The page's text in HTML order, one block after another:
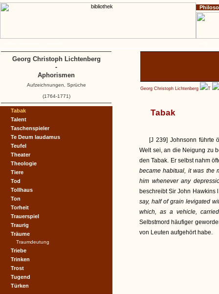
Georg Christoph Lichtenberg T
Tabak
[J 239] Johnsonn führte
Welt sei, an die Neigung zu
den Tabak. Er selbst nahm
became habitual, it was the
him whenever any
beschreibt Sir John Hawkins
say, half of grain levigated
which, as a vehicle,
Selbstmord häufiger
von Leuten aufgehört habe.
Tabak
Talent
Taschenspieler
Te Deum laudamus
Teufel
Theater
Theologie
Tiere
Tod
Tollhaus
Ton
Torheit
Trauerspiel
Traurig
Träume
Traumdeutung
Triebe
Trinken
Trost
Tugend
Türken
Georg Christoph Lichtenberg
-
Aphorismen
Aufzeichnungen, Sprüche
(1764-1771)